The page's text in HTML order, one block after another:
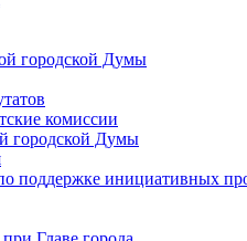
городской Думы
комиссии
городской Думы
поддержке инициативных